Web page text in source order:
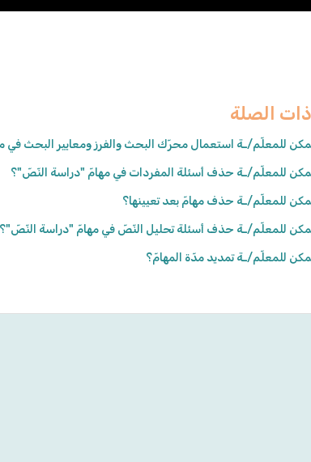
الصلة
للمعلّم/ـة استعمال محرّك البحث والفرز ومعايير البحث في
للمعلّم/ـة حذف أسئلة المفردات في مهامّ "دراسة النّصّ"؟
للمعلّم/ـة حذف مهامّ بعد تعيينها؟
للمعلّم/ـة حذف أسئلة تحليل النّصّ في مهامّ "دراسة النّصّ"؟
للمعلّم/ـة تمديد مدّة المهامّ؟